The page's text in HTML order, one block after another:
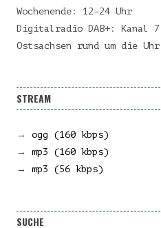
Wochenende: 12–24 Uhr
Digitalradio DAB+: Kanal
Ostsachsen rund um die Uhr
STREAM
→ ogg (160 kbps)
→ mp3 (160 kbps)
→ mp3 (56 kbps)
SUCHE